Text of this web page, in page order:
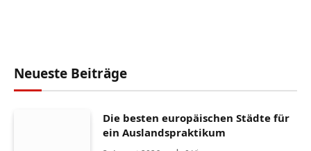
Neueste Beiträge
Die besten europäischen Städte für
ein Auslandspraktikum